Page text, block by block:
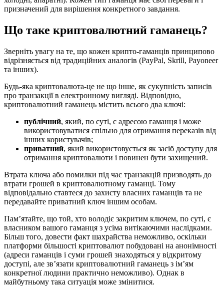
призначений для вирішення конкретного завдання.
Що таке криптовалютний гаманець?
Зверніть увагу на те, що кожен крипто-гаманців принципово
відрізняється від традиційних аналогів (PayPal, Skrill, Payoneer
та інших).
Будь-яка криптовалюта-це не що інше, як сукупність записів
про транзакції в електронному вигляді. Відповідно,
криптовалютний гаманець містить всього два ключі:
публічний, який, по суті, є адресою гаманця і може
використовуватися спільно для отримання переказів від
інших користувачів;
приватний, який використовується як засіб доступу для
отримання криптовалюти і повинен бути захищений.
Втрата ключа або помилки під час транзакцій призводять до
втрати грошей в криптовалютному гаманці. Тому
відповідально ставтеся до захисту власних гаманців та не
передавайте приватний ключ іншим особам.
Пам’ятайте, що той, хто володіє закритим ключем, по суті, є
власником вашого гаманця з усіма витікаючими наслідками.
Більш того, довести факт шахрайства неможливо, оскільки
платформи більшості криптовалют побудовані на анонімності
(адреси гаманців і суми грошей знаходяться у відкритому
доступі, але зв’язати криптовалютний гаманець з ім’ям
конкретної людини практично неможливо). Однак в
майбутньому така ситуація може змінитися.